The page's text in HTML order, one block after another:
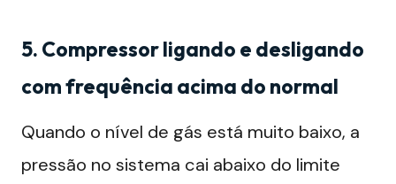
5. Compressor ligando e desligando
com frequência acima do normal
Quando o nível de gás está muito baixo, a
pressão no sistema cai abaixo do limite